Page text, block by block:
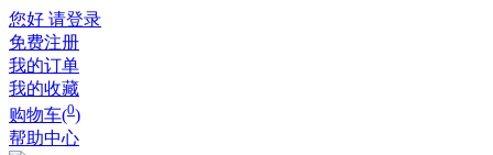
您好 请登录
免费注册
我的订单
我的收藏
购物车(0)
帮助中心